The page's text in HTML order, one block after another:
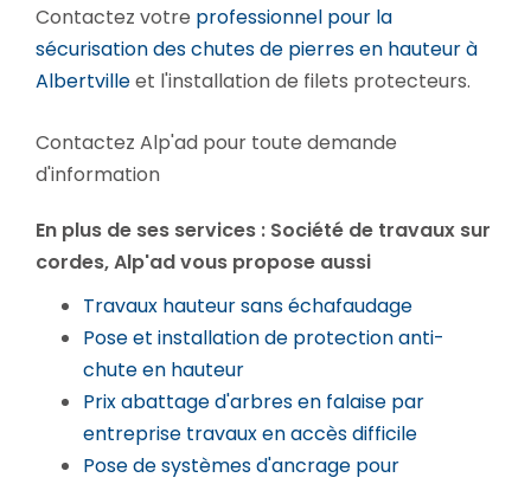
Contactez votre professionnel pour la
sécurisation des chutes de pierres en hauteur à
Albertvilleet l'installation de filets protecteurs.
Contactez Alp'ad pour toute demande
d'information
En plus de ses services : Société de travaux sur
cordes, Alp'ad vous propose aussi
Travaux hauteur sans échafaudage
Pose et installation de protection anti-
chute en hauteur
Prix abattage d'arbres en falaise par
entreprise travaux en accès difficile
Pose de systèmes d'ancrage pour